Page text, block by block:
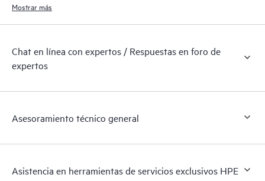
Mostrar más
Chat en línea con expertos / Respuestas en foro de
expertos
Asesoramiento técnico general
Asistencia en herramientas de servicios exclusivos HPE